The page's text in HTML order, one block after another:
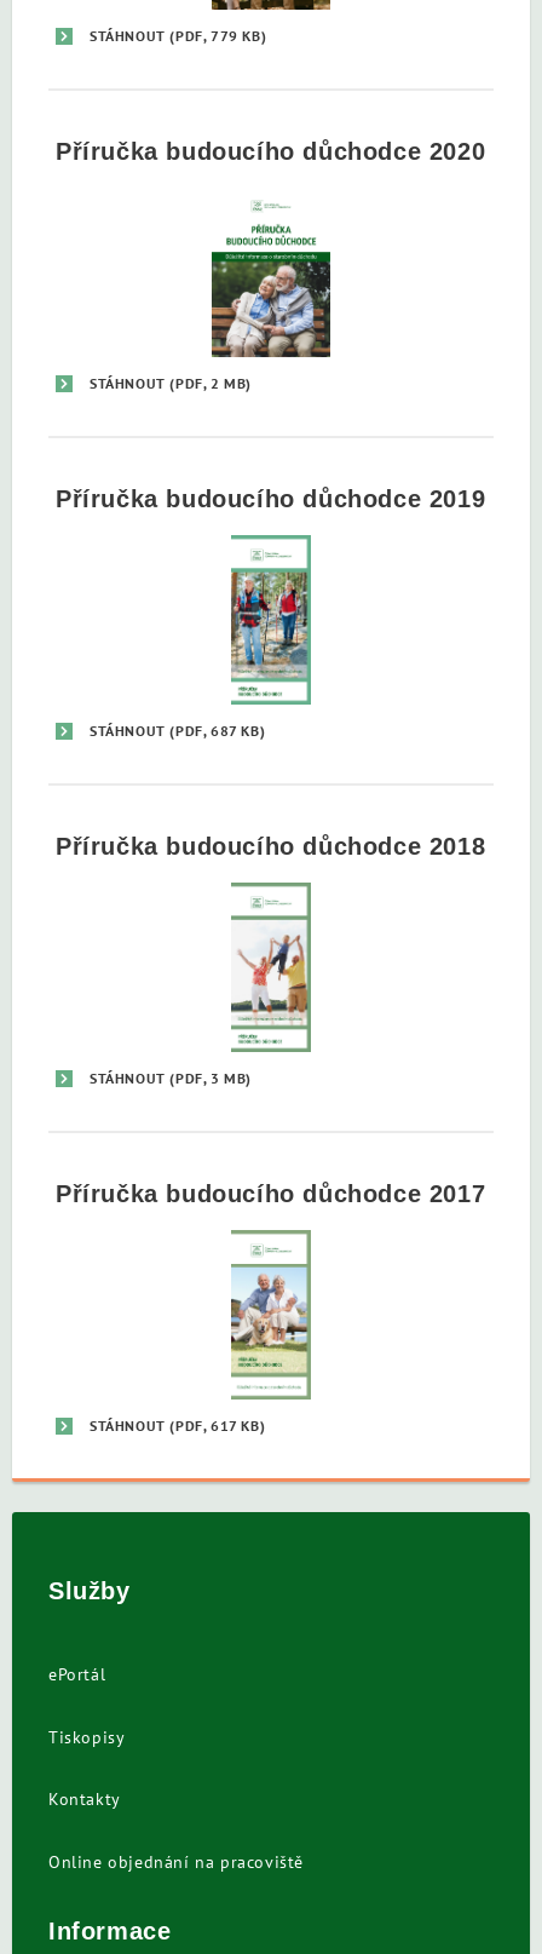
STÁHNOUT(PDF, 779 KB)
Příručka budoucího důchodce 2020
STÁHNOUT(PDF, 2 MB)
Příručka budoucího důchodce 2019
STÁHNOUT(PDF, 687 KB)
Příručka budoucího důchodce 2018
STÁHNOUT(PDF, 3 MB)
Příručka budoucího důchodce 2017
STÁHNOUT(PDF, 617 KB)
Služby
ePortál
Tiskopisy
Kontakty
Online objednání na pracoviště
Informace